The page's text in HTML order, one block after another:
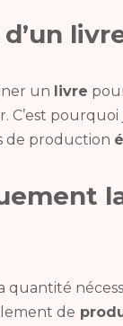
un livre
C’est
de production
de